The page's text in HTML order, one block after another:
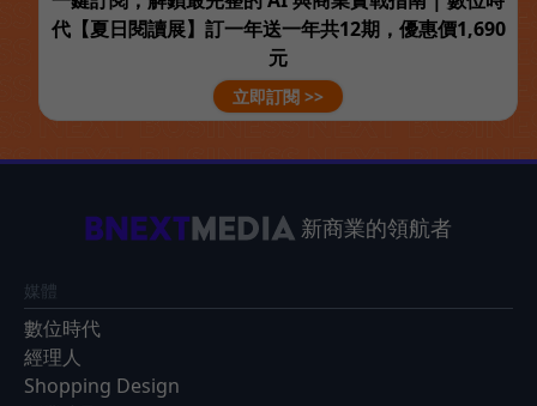
代【夏日閱讀展】訂一年送一年共12期，優惠價1,690
元
立即訂閱 >>
新商業的領航者
媒體
數位時代
經理人
Shopping Design